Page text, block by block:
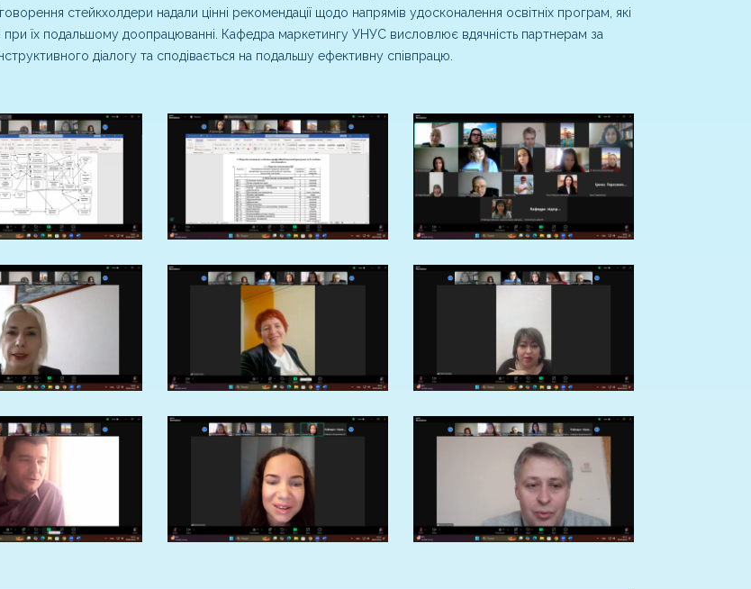
стейкхолдери надали цінні рекомендації щодо напрямів удосконалення освітніх програм, які
при їх подальшому доопрацюванні. Кафедра маркетингу УНУС висловлює вдячність партнерам за
діалогу та сподівається на подальшу ефективну співпрацю.